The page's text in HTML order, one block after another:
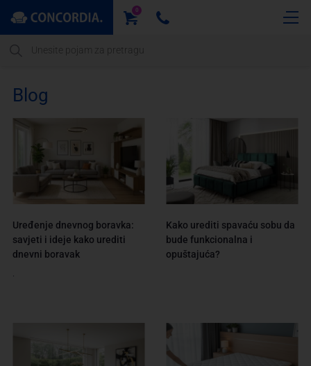
0
Blog
Uređenje dnevnog boravka:
savjeti i ideje kako urediti
dnevni boravak
.
Kako urediti spavaću sobu da
bude funkcionalna i
opuštajuća?